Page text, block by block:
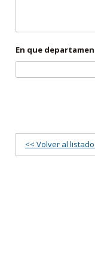
En que
<< Volver al